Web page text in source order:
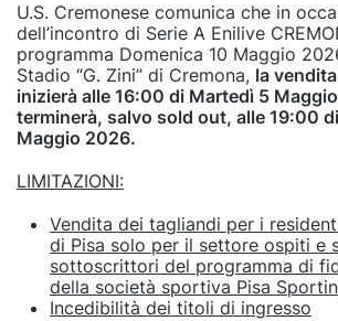
U.S. Cremonese comunica che in
dell’incontro di Serie A Enilive
programma Domenica 10 Maggio
Stadio “G. Zini” di Cremona, la
inizierà alle 16:00 di Martedì 5
terminerà, salvo sold out, alle 19:00
Maggio 2026.
LIMITAZIONI:
Vendita dei tagliandi per i
di Pisa solo per il settore ospiti e
sottoscrittori del programma di
della società sportiva Pisa
Incedibilità dei titoli di ingresso